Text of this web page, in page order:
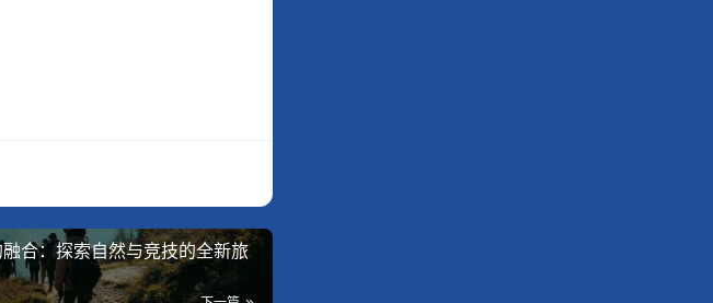
合：探索自然与竞技的全新旅